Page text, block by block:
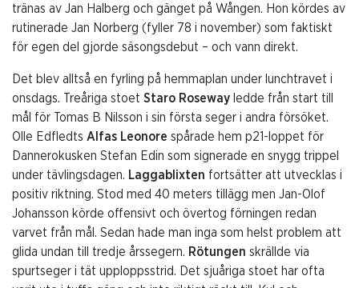
tränas av Jan Halberg och gänget på Wången. Hon kördes av
rutinerade Jan Norberg (fyller 78 i november) som faktiskt
för egen del gjorde säsongsdebut – och vann direkt.
Det blev alltså en fyrling på hemmaplan under lunchtravet i
onsdags. Treåriga stoet Staro Roseway ledde från start till
mål för Tomas B Nilsson i sin första seger i andra försöket.
Olle Edfledts Alfas Leonore spårade hem p21-loppet för
Dannerokusken Stefan Edin som signerade en snygg trippel
under tävlingsdagen. Laggablixten fortsätter att utvecklas i
positiv riktning. Stod med 40 meters tillägg men Jan-Olof
Johansson körde offensivt och övertog förningen redan
varvet från mål. Sedan hade man inga som helst problem att
glida undan till tredje årssegern. Rötungen skrällde via
spurtseger i tät upploppsstrid. Det sjuåriga stoet har ofta